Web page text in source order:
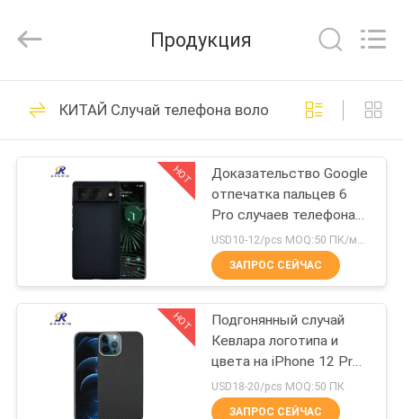
ДОМ
ТОВАРЫ
ВИДЕО
ШОУ
Technology
Rights
Случай телефона
волокна Арамид
114
Случай иФоне
волокна Арамид
166
Продукция
КИТАЙ Случай телефона волокна Арамид
HOT
Доказательство Google
отпечатка пальцев 6
Pro случаев телефона
Aramid
USD10-12/pcs MOQ:50 ПК/модель/цвет
ЗАПРОС СЕЙЧАС
HOT
Подгонянный случай
Кевлара логотипа и
цвета на iPhone 12 Pro
Макс
USD18-20/pcs MOQ:50 ПК
ЗАПРОС СЕЙЧАС